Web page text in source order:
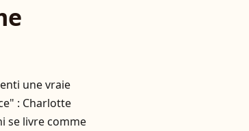
une vraie
: Charlotte
se livre comme